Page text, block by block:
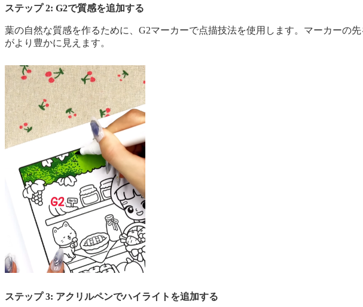
ステップ 2: G2で質感を追加する
葉の自然な質感を作るために、G2マーカーで点描技法を使用します。マーカーの
がより豊かに見えます。
ステップ 3: アクリルペンでハイライトを追加する